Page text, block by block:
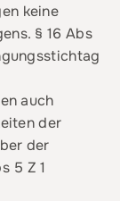
keine
§ 16 Abs
auch
der
der
5 Z 1